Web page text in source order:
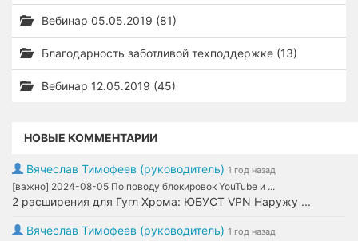
Вебинар 05.05.2019 (81)
Благодарность заботливой техподдержке (13)
Вебинар 12.05.2019 (45)
НОВЫЕ КОММЕНТАРИИ
Вячеслав Тимофеев (руководитель) 1 год назад
[важно] 2024-08-05 По поводу блокировок YouTube и ...
2 расширения для Гугл Хрома: ЮБУСТ VPN Наружу ...
Вячеслав Тимофеев (руководитель) 1 год назад